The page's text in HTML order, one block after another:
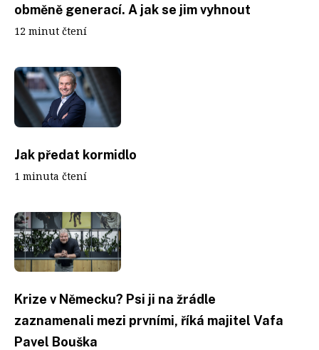
obměně generací. A jak se jim vyhnout
12 minut čtení
Jak předat kormidlo
1 minuta čtení
Krize v Německu? Psi ji na žrádle
zaznamenali mezi prvními, říká majitel Vafa
Pavel Bouška